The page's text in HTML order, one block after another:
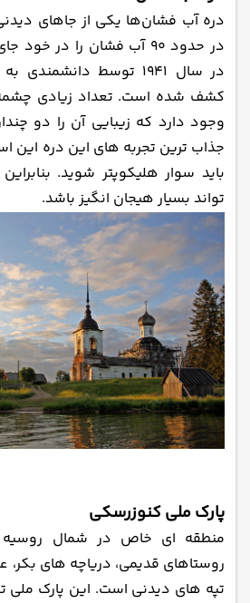
دره آب فشان‌ها یکی از جاهای
در حدود 90 آب فشان را در
در سال 1941 توسط
کشف شده است. تعداد زیادی
وجود دارد که زیبایی آن را دو
جذاب ‌ترین تجربه ‌های این دره این
باید سوار هلیکوپتر شوید.
‌تواند بسیار هیجان انگیز باشد.
پارک ملی کنوزرسکی
منطقه ای خاص در شمال روسیه
روستاهای قدیمی، دریاچه ‌های
تپه ‌های دیدنی است. این پارک ملی